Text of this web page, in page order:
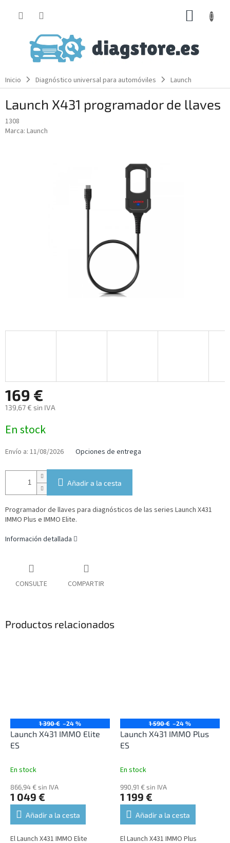
CESTA
Inicio Diagnóstico universal para automóviles Launch
Launch X431 programador de llaves
1308
Marca: Launch
169 €
139,67 € sin IVA
de
medida:
En stock
Envío a: 11/08/2026 Opciones de entrega
Añadir a la cesta
Programador de llaves para diagnósticos de las series Launch X431
IMMO Plus e IMMO Elite.
Información detallada
CONSULTE COMPARTIR
Productos relacionados
1 390 € –24 %
Launch X431 IMMO Elite
ES
En stock
866,94 € sin IVA
1 049 €
Añadir a la cesta
El Launch X431 IMMO Elite
1 590 € –24 %
Launch X431 IMMO Plus
ES
En stock
990,91 € sin IVA
1 199 €
Añadir a la cesta
El Launch X431 IMMO Plus